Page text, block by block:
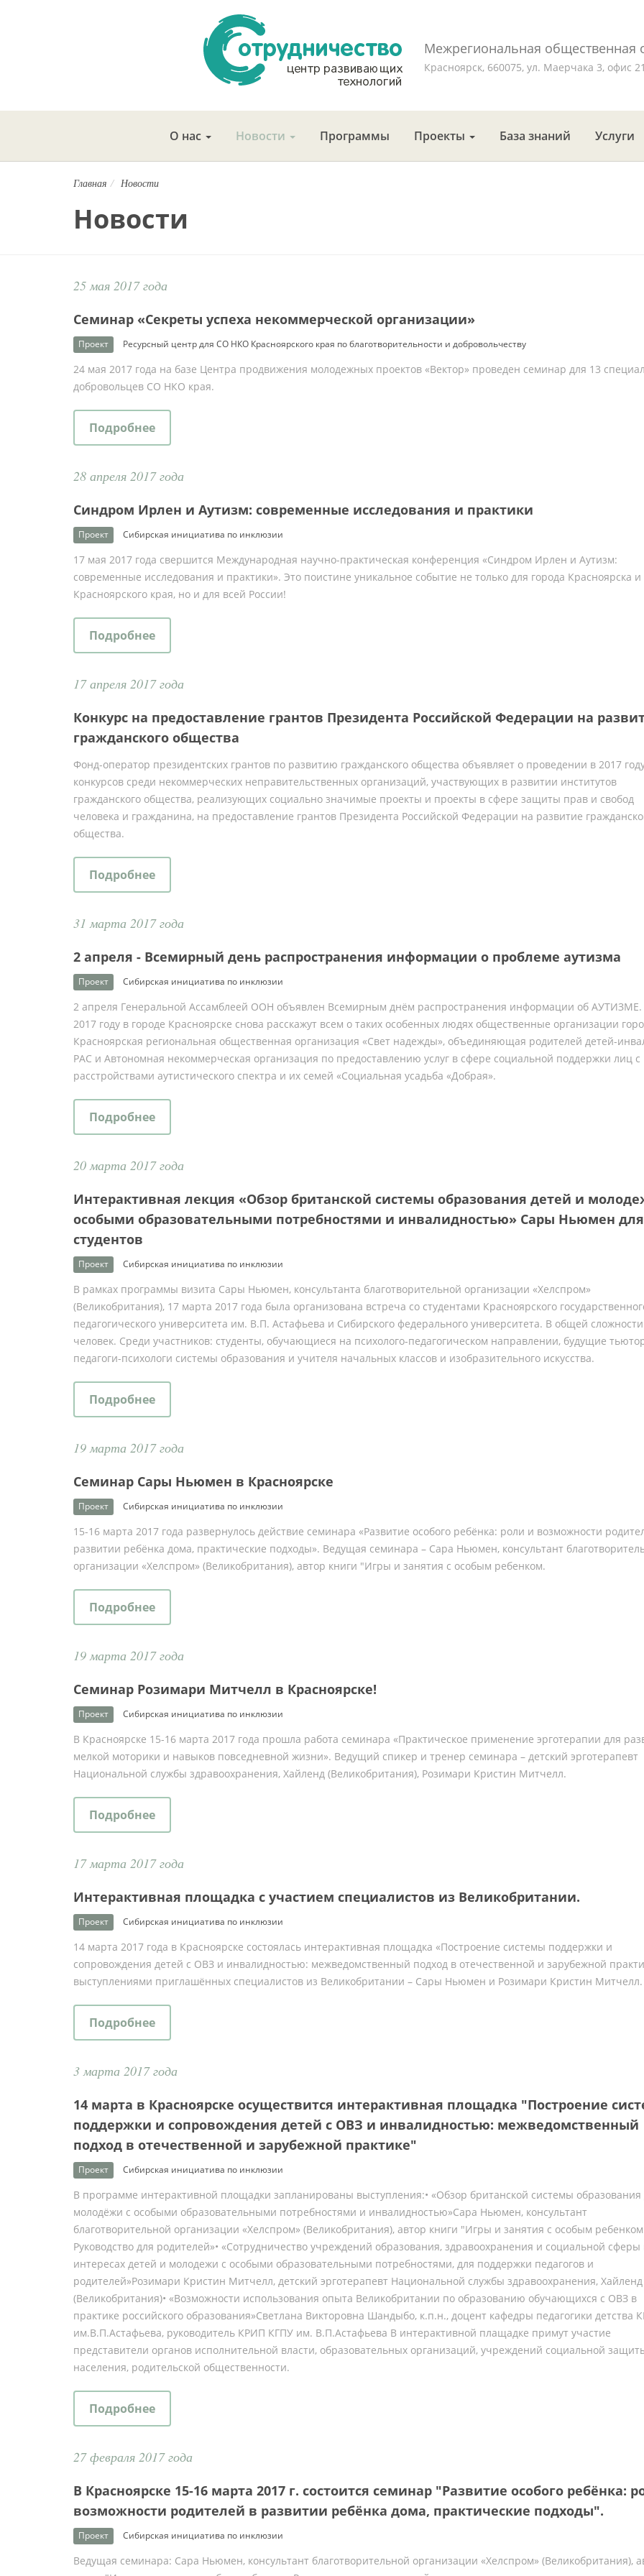
Межрегиональная общественная
Красноярск, 660075, ул. Маерчака 3, офис
О нас Новости Программы Проекты База знаний Услуги
Главная Новости
Новости
25 мая 2017 года
Семинар «Секреты успеха некоммерческой организации»
Проект Ресурсный центр для СО НКО Красноярского края по благотворительности и добровольчеству
24 мая 2017 года на базе Центра продвижения молодежных проектов «Вектор» проведен семинар для 13
добровольцев СО НКО края.
Подробнее
28 апреля 2017 года
Синдром Ирлен и Аутизм: современные исследования и практики
Проект Сибирская инициатива по инклюзии
17 мая 2017 года свершится Международная научно-практическая конференция «Синдром Ирлен и Аутизм:
современные исследования и практики». Это поистине уникальное событие не только для города Красноярска и
Красноярского края, но и для всей России!
Подробнее
17 апреля 2017 года
Конкурс на предоставление грантов Президента Российской Федерации на
гражданского общества
Фонд-оператор президентских грантов по развитию гражданского общества объявляет о проведении в 2017
конкурсов среди некоммерческих неправительственных организаций, участвующих в развитии институтов
гражданского общества, реализующих социально значимые проекты и проекты в сфере защиты прав и свобод
человека и гражданина, на предоставление грантов Президента Российской Федерации на развитие
общества.
Подробнее
31 марта 2017 года
2 апреля - Всемирный день распространения информации о проблеме аутизма
Проект Сибирская инициатива по инклюзии
2 апреля Генеральной Ассамблеей ООН объявлен Всемирным днём распространения информации об АУТИЗМЕ.
2017 году в городе Красноярске снова расскажут всем о таких особенных людях общественные организации
Красноярская региональная общественная организация «Свет надежды», объединяющая родителей детей-
РАС и Автономная некоммерческая организация по предоставлению услуг в сфере социальной поддержки лиц с
расстройствами аутистического спектра и их семей «Социальная усадьба «Добрая».
Подробнее
20 марта 2017 года
Интерактивная лекция «Обзор британской системы образования детей и
особыми образовательными потребностями и инвалидностью» Сары Ньюмен для
студентов
Проект Сибирская инициатива по инклюзии
В рамках программы визита Сары Ньюмен, консультанта благотворительной организации «Хелспром»
(Великобритания), 17 марта 2017 года была организована встреча со студентами Красноярского
педагогического университета им. В.П. Астафьева и Сибирского федерального университета. В общей
человек. Среди участников: студенты, обучающиеся на психолого-педагогическом направлении, будущие
педагоги-психологи системы образования и учителя начальных классов и изобразительного искусства.
Подробнее
19 марта 2017 года
Семинар Сары Ньюмен в Красноярске
Проект Сибирская инициатива по инклюзии
15-16 марта 2017 года развернулось действие семинара «Развитие особого ребёнка: роли и возможности
развитии ребёнка дома, практические подходы». Ведущая семинара – Сара Ньюмен, консультант
организации «Хелспром» (Великобритания), автор книги "Игры и занятия с особым ребенком.
Подробнее
19 марта 2017 года
Семинар Розимари Митчелл в Красноярске!
Проект Сибирская инициатива по инклюзии
В Красноярске 15-16 марта 2017 года прошла работа семинара «Практическое применение эрготерапии для
мелкой моторики и навыков повседневной жизни». Ведущий спикер и тренер семинара – детский эрготерапевт
Национальной службы здравоохранения, Хайленд (Великобритания), Розимари Кристин Митчелл.
Подробнее
17 марта 2017 года
Интерактивная площадка с участием специалистов из Великобритании.
Проект Сибирская инициатива по инклюзии
14 марта 2017 года в Красноярске состоялась интерактивная площадка «Построение системы поддержки и
сопровождения детей с ОВЗ и инвалидностью: межведомственный подход в отечественной и зарубежной
выступлениями приглашённых специалистов из Великобритании – Сары Ньюмен и Розимари Кристин Митчелл.
Подробнее
3 марта 2017 года
14 марта в Красноярске осуществится интерактивная площадка "Построение
поддержки и сопровождения детей с ОВЗ и инвалидностью: межведомственный
подход в отечественной и зарубежной практике"
Проект Сибирская инициатива по инклюзии
В программе интерактивной площадки запланированы выступления:• «Обзор британской системы образования
молодёжи с особыми образовательными потребностями и инвалидностью»Сара Ньюмен, консультант
благотворительной организации «Хелспром» (Великобритания), автор книги "Игры и занятия с особым
Руководство для родителей»• «Сотрудничество учреждений образования, здравоохранения и социальной сферы
интересах детей и молодежи с особыми образовательными потребностями, для поддержки педагогов и
родителей»Розимари Кристин Митчелл, детский эрготерапевт Национальной службы здравоохранения, Хайленд
(Великобритания)• «Возможности использования опыта Великобритании по образованию обучающихся с ОВЗ в
практике российского образования»Светлана Викторовна Шандыбо, к.п.н., доцент кафедры педагогики детства
им.В.П.Астафьева, руководитель КРИП КГПУ им. В.П.Астафьева В интерактивной плащадке примут участие
представители органов исполнительной власти, образовательных организаций, учреждений социальной
населения, родительской общественности.
Подробнее
27 февраля 2017 года
В Красноярске 15-16 марта 2017 г. состоится семинар "Развитие особого ребёнка:
возможности родителей в развитии ребёнка дома, практические подходы".
Проект Сибирская инициатива по инклюзии
Ведущая семинара: Сара Ньюмен, консультант благотворительной организации «Хелспром» (Великобритания),